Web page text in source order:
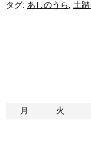
タグ: あしのうら , 土
月 火